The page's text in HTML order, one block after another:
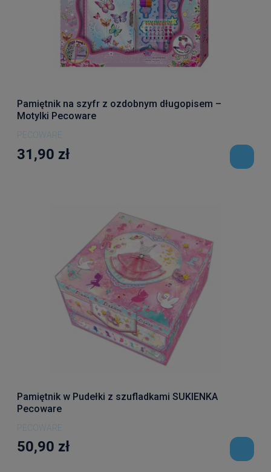
Pamiętnik na szyfr z ozdobnym długopisem –
Motylki Pecoware
PECOWARE
31,90 zł
Pamiętnik w Pudełki z szufladkami SUKIENKA
Pecoware
PECOWARE
50,90 zł